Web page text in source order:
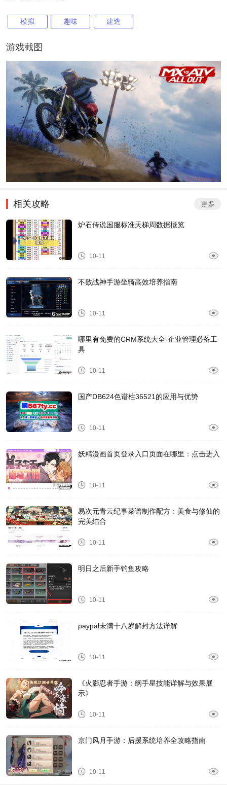
模拟 趣味 建造
游戏截图
相关攻略 更多
炉石传说国服标准天梯周数据概览
10-11
不败战神手游坐骑高效培养指南
10-11
哪里有免费的CRM系统大全-企业管理必备工
具
10-11
国产DB624色谱柱36521的应用与优势
10-11
妖精漫画首页登录入口页面在哪里：点击进入
10-11
易次元青云纪事菜谱制作配方：美食与修仙的
完美结合
10-11
明日之后新手钓鱼攻略
10-11
paypal未满十八岁解封方法详解
10-11
《火影忍者手游：纲手星技能详解与效果展
示》
10-11
京门风月手游：后援系统培养全攻略指南
10-11